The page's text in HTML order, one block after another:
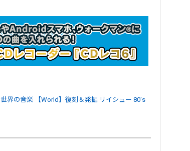
世界の音楽 【World】復刻＆発掘 リイシュー 80's